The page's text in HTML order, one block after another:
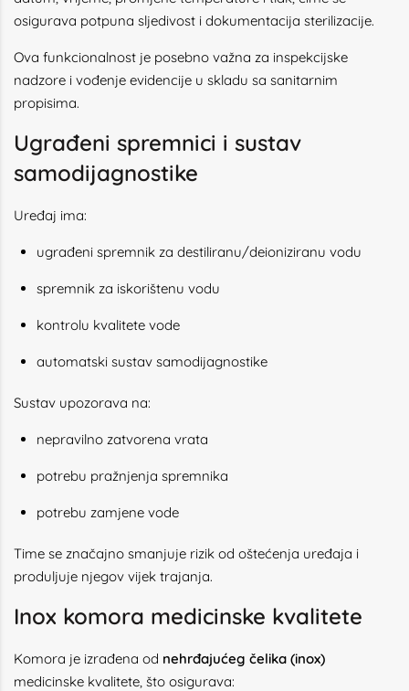
osigurava potpuna sljedivost i dokumentacija sterilizacije.
Ova funkcionalnost je posebno važna za inspekcijske
nadzore i vođenje evidencije u skladu sa sanitarnim
propisima.
Ugrađeni spremnici i sustav
samodijagnostike
Uređaj ima:
ugrađeni spremnik za destiliranu/deioniziranu vodu
spremnik za iskorištenu vodu
kontrolu kvalitete vode
automatski sustav samodijagnostike
Sustav upozorava na:
nepravilno zatvorena vrata
potrebu pražnjenja spremnika
potrebu zamjene vode
Time se značajno smanjuje rizik od oštećenja uređaja i
produljuje njegov vijek trajanja.
Inox komora medicinske kvalitete
Komora je izrađena od nehrđajućeg čelika (inox)
medicinske kvalitete, što osigurava: